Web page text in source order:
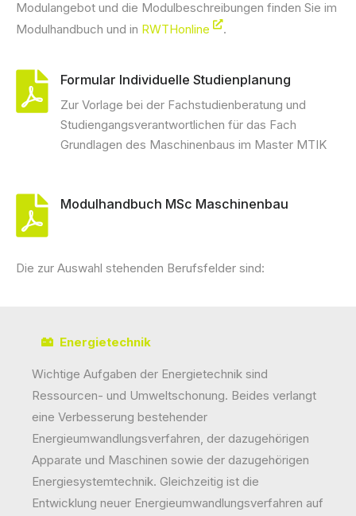
Modulangebot und die Modulbeschreibungen finden Sie im
Modulhandbuch und in RWTHonline .
Formular Individuelle Studienplanung
Zur Vorlage bei der Fachstudienberatung und
Studiengangsverantwortlichen für das Fach
Grundlagen des Maschinenbaus im Master MTIK
Modulhandbuch MSc Maschinenbau
Die zur Auswahl stehenden Berufsfelder sind:
Energietechnik
Wichtige Aufgaben der Energietechnik sind
Ressourcen- und Umweltschonung. Beides verlangt
eine Verbesserung bestehender
Energieumwandlungsverfahren, der dazugehörigen
Apparate und Maschinen sowie der dazugehörigen
Energiesystemtechnik. Gleichzeitig ist die
Entwicklung neuer Energieumwandlungsverfahren auf